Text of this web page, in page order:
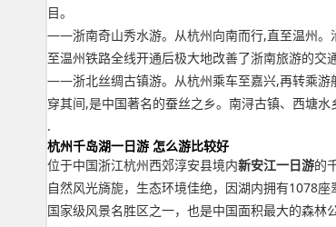
目。
——浙南奇山秀水游。从杭州向南而行,直至温州。
至温州铁路全线开通后极大地改善了浙南旅游的交
——浙北丝绸古镇游。从杭州乘车至嘉兴,再转乘游
穿其间,是中国著名的蚕丝之乡。南浔古镇、西塘
.
杭州千岛湖一日游 怎么游比较好
位于中国浙江杭州西郊淳安县境内新安江一日游的
自然风光旖旎，生态环境佳绝，因湖内拥有1078
国家级风景名胜区之一，也是中国面积最大的森